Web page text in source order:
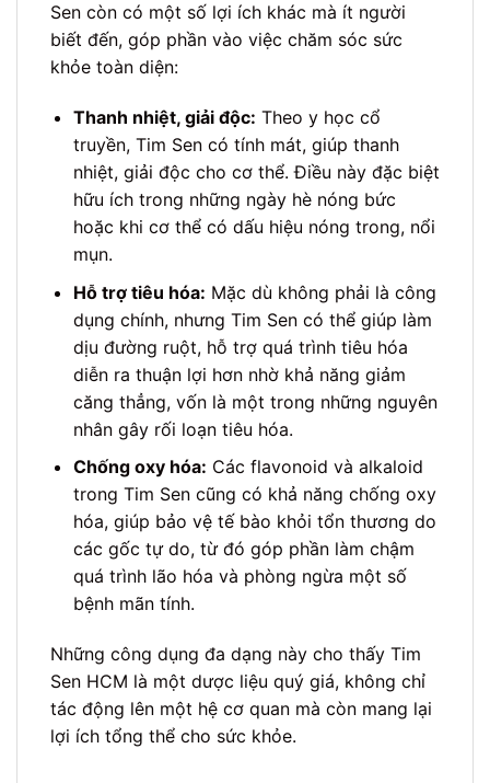
Sen còn có một số lợi ích khác mà ít người
biết đến, góp phần vào việc chăm sóc sức
khỏe toàn diện:
Thanh nhiệt, giải độc: Theo y học cổ
truyền, Tim Sen có tính mát, giúp thanh
nhiệt, giải độc cho cơ thể. Điều này đặc biệt
hữu ích trong những ngày hè nóng bức
hoặc khi cơ thể có dấu hiệu nóng trong, nổi
mụn.
Hỗ trợ tiêu hóa: Mặc dù không phải là công
dụng chính, nhưng Tim Sen có thể giúp làm
dịu đường ruột, hỗ trợ quá trình tiêu hóa
diễn ra thuận lợi hơn nhờ khả năng giảm
căng thẳng, vốn là một trong những nguyên
nhân gây rối loạn tiêu hóa.
Chống oxy hóa: Các flavonoid và alkaloid
trong Tim Sen cũng có khả năng chống oxy
hóa, giúp bảo vệ tế bào khỏi tổn thương do
các gốc tự do, từ đó góp phần làm chậm
quá trình lão hóa và phòng ngừa một số
bệnh mãn tính.
Những công dụng đa dạng này cho thấy Tim
Sen HCM là một dược liệu quý giá, không chỉ
tác động lên một hệ cơ quan mà còn mang lại
lợi ích tổng thể cho sức khỏe.